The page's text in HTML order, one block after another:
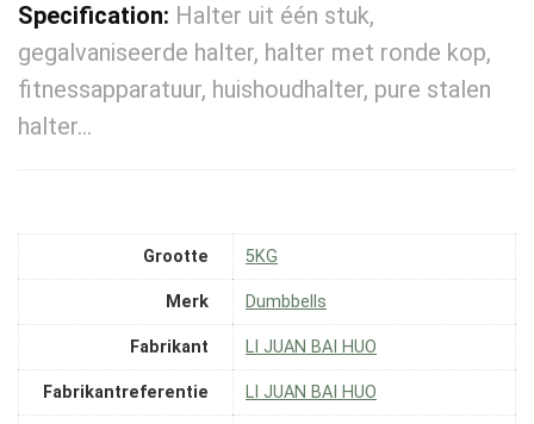
Specification: Halter uit één stuk,
gegalvaniseerde halter, halter met ronde kop,
fitnessapparatuur, huishoudhalter, pure stalen
halter…
Grootte ‎5KG
Merk ‎Dumbbells
Fabrikant ‎LI JUAN BAI HUO
Fabrikantreferentie ‎LI JUAN BAI HUO